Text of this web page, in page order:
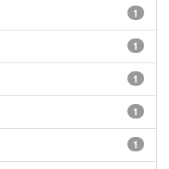
1
1
1
1
1